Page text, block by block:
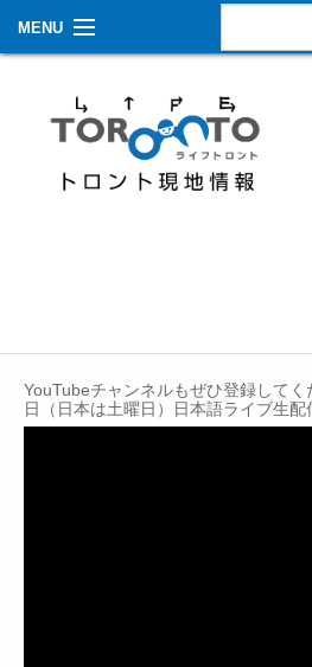
MENU
生活情報
その他
Contact
YouTubeチャンネルもぜひ登録して
日（日本は土曜日）日本語ライブ生配